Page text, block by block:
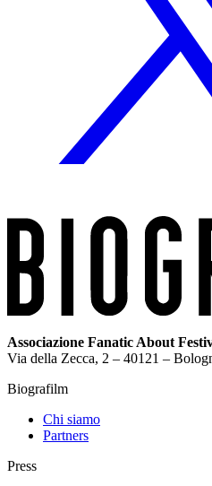
Associazione Fanatic About
Via della Zecca, 2 – 40121 –
Biografilm
Chi siamo
Partners
Press